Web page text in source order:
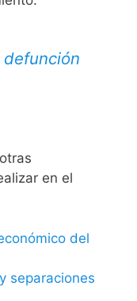
en el
del
separaciones